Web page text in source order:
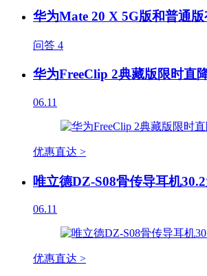
华为Mate 20 X 5G版和普通版
问答 4
华为FreeClip 2典藏版限时直
06.11
优惠直达 >
唯立德DZ-S08骨传导耳机
06.11
优惠直达 >